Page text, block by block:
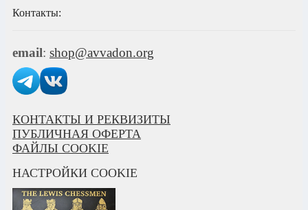
Контакты:
email: shop@avvadon.org
КОНТАКТЫ И РЕКВИЗИТЫ
ПУБЛИЧНАЯ ОФЕРТА
ФАЙЛЫ COOKIE
НАСТРОЙКИ COOKIE